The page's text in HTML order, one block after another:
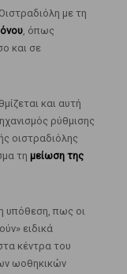
με τη
, όπως
και σε
και αυτή
ρύθμισης
οιστραδιόλης
τη μείωση της
υπόθεση, πως οι
ειδικά
κέντρα του
ωοθηκικών